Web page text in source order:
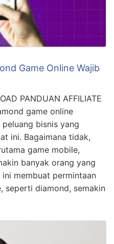
Game Online Wajib
PANDUAN AFFILIATE
game online
bisnis yang
ini. Bagaimana tidak,
game mobile,
banyak orang yang
membuat permintaan
seperti diamond, semakin